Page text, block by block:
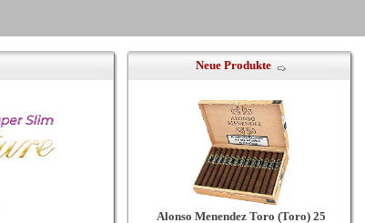
Neue Produkte
Alonso Menendez Toro (Toro) 25